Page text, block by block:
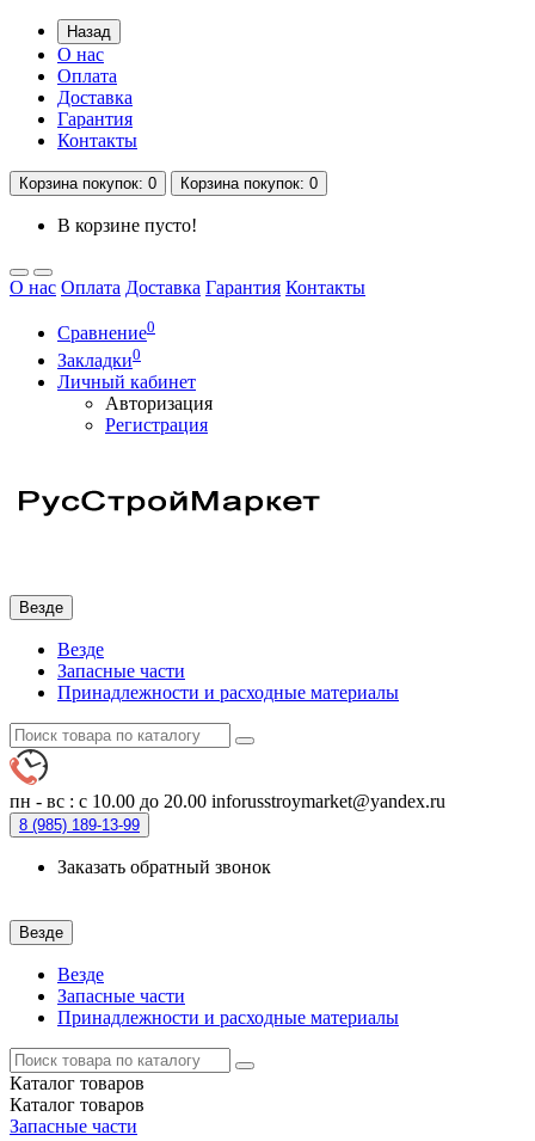
Назад
О нас
Оплата
Доставка
Гарантия
Контакты
Корзинапокупок: 0 Корзинапокупок: 0
В корзине пусто!
О нас Оплата Доставка Гарантия Контакты
Сравнение0
Закладки0
Личный кабинет
Авторизация
Регистрация
Везде
Везде
Запасные части
Принадлежности и расходные материалы
пн - вс : с 10.00 до 20.00 inforusstroymarket@yandex.ru
8 (985) 189-13-99
Заказать обратный звонок
Везде
Везде
Запасные части
Принадлежности и расходные материалы
Каталог товаров
Каталог товаров
Запасные части